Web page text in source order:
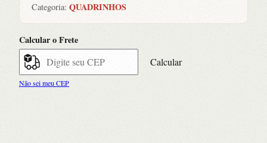
Categoria: QUADRINHOS
Calcular o Frete
Calcular
Não sei meu CEP